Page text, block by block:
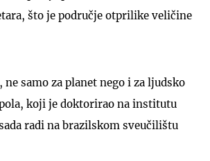
što je područje otprilike veličine
samo za planet nego i za ljudsko
koji je doktorirao na institutu
radi na brazilskom sveučilištu